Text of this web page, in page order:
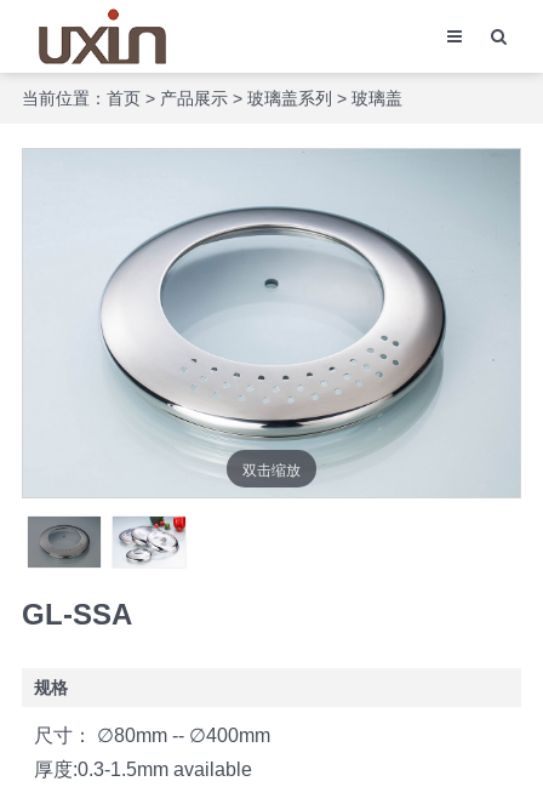
当前位置： 首页> 产品展示> 玻璃盖系列 > 玻璃盖
双击缩放
GL-SSA
规格
尺寸： ∅80mm -- ∅400mm
厚度:0.3-1.5mm available